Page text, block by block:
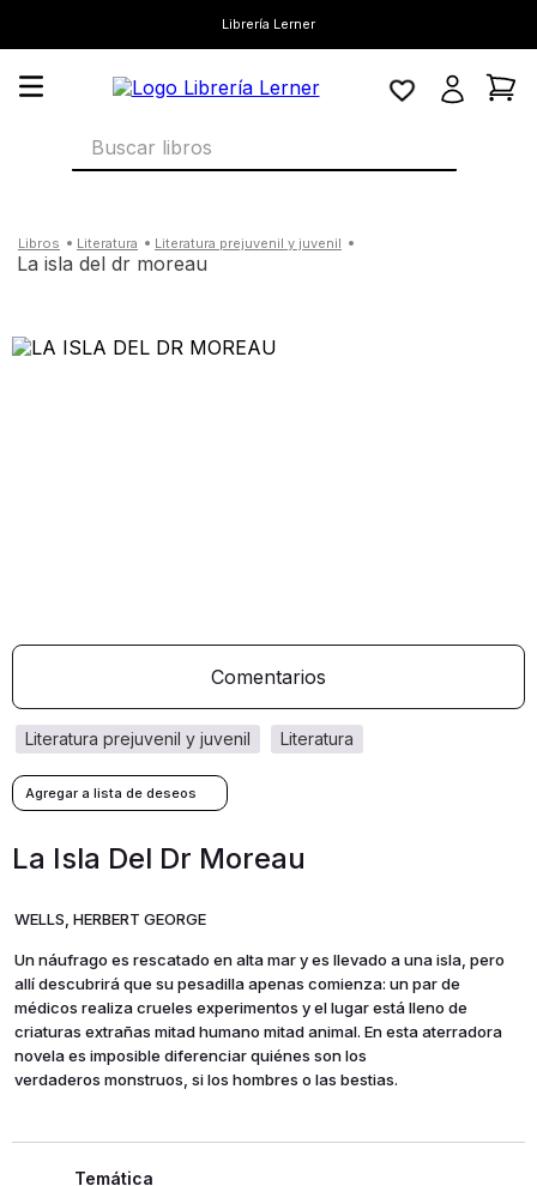
Librería Lerner
Buscar libros
literatura literatura prejuvenil y juvenil
la isla del dr moreau
Comentarios
literatura
literatura prejuvenil y juvenil
La Isla Del Dr Moreau
WELLS, HERBERT GEORGE
Un náufrago es rescatado en alta mar y es llevado a una isla, pero
allí descubrirá que su pesadilla apenas comienza: un par de
médicos realiza crueles experimentos y el lugar está lleno de
criaturas extrañas mitad humano mitad animal. En esta aterradora
novela es imposible diferenciar quiénes son los
verdaderos monstruos, si los hombres o las bestias.